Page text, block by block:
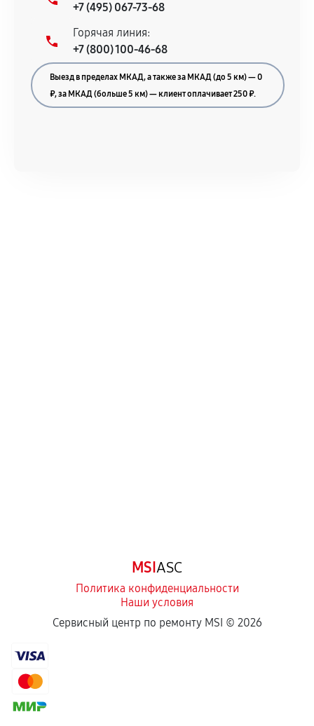
+7 (495) 067-73-68
Горячая линия:
+7 (800) 100-46-68
Выезд в пределах МКАД, а также за МКАД (до 5 км) — 0
₽, за МКАД (больше 5 км) — клиент оплачивает 250 ₽.
MSIASC
Политика конфиденциальности
Наши условия
Сервисный центр по ремонту MSI © 2026